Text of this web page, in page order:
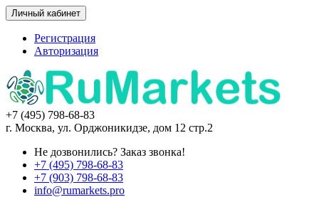
Личный кабинет
Регистрация
Авторизация
+7 (495) 798-68-83
г. Москва, ул. Орджоникидзе, дом 12 стр.2
Не дозвонились? Заказ звонка!
+7 (495) 798-68-83
+7 (903) 798-68-83
info@rumarkets.pro